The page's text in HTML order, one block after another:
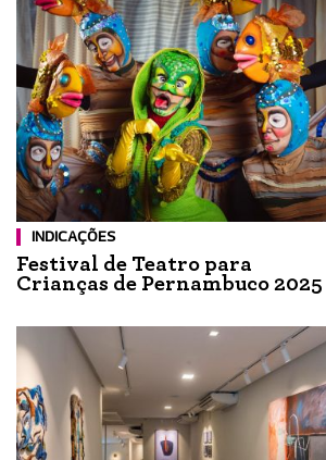
INDICAÇÕES
Festival de Teatro para
Crianças de Pernambuco 2025